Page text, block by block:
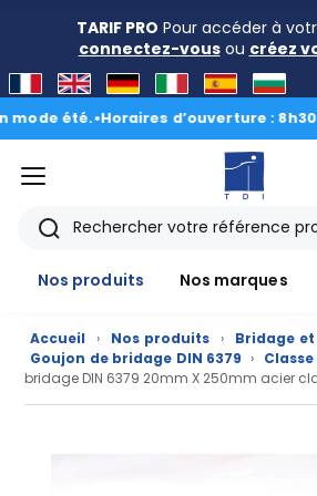
TARIF PRO Pour accéder à
connectez-vousou créez
été.•Horaires d’ouverture : 8h30 –
menu
Rechercher
Nos produits
Nos marques
Accueil › Nos produits › Bridage
Goujon de bridage DIN 6379 › Classe
bridage DIN 6379 20mm X 250mm acier